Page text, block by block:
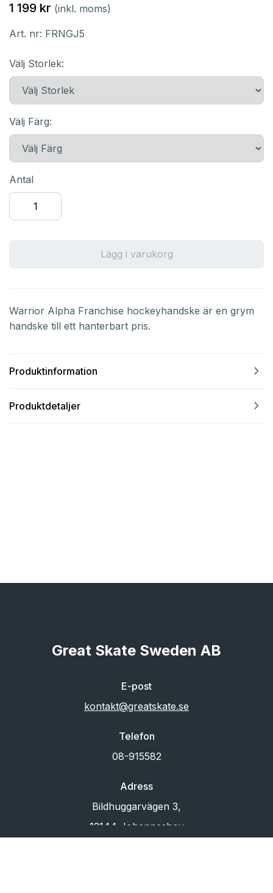
1 199 kr (inkl. moms)
Art. nr: FRNGJ5
Välj Storlek:
Välj Färg:
Antal
Lägg i varukorg
Warrior Alpha Franchise hockeyhandske är en grym
handske till ett hanterbart pris.
Produktinformation navigate_next
Produktdetaljer navigate_next
Great Skate Sweden AB
E-post
kontakt@greatskate.se
Telefon
08-915582
Adress
Bildhuggarvägen 3,
12144 Johanneshov